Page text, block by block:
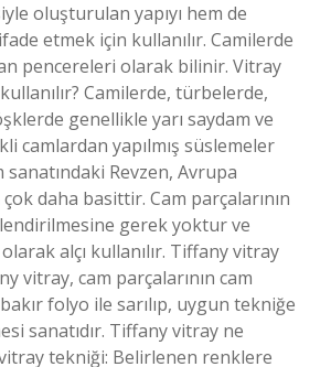
oluşturulan yapıyı hem de
etmek için kullanılır. Camilerde
pencereleri olarak bilinir. Vitray
Camilerde, türbelerde,
genellikle yarı saydam ve
camlardan yapılmış süslemeler
sanatındaki Revzen, Avrupa
çok daha basittir. Cam parçalarının
gerek yoktur ve
olarak alçı kullanılır. Tiffany vitray
vitray, cam parçalarının cam
folyo ile sarılıp, uygun tekniğe
sanatıdır. Tiffany vitray ne
tekniği: Belirlenen renklere